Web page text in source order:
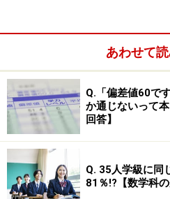
る。算数は例年の大問4題か
く必要がある。過去問をチェ
めておきたい。社会は約60
く出題される。差がつきにく
求められる。戦後日本の歴史
野よりまんべんなく出題。実
ほとんどで、グラフ作成や記
あわせて
Q.「偏差値60で
か通じないって
回答】
Q. 35人学級に同
81％!?【数学科の